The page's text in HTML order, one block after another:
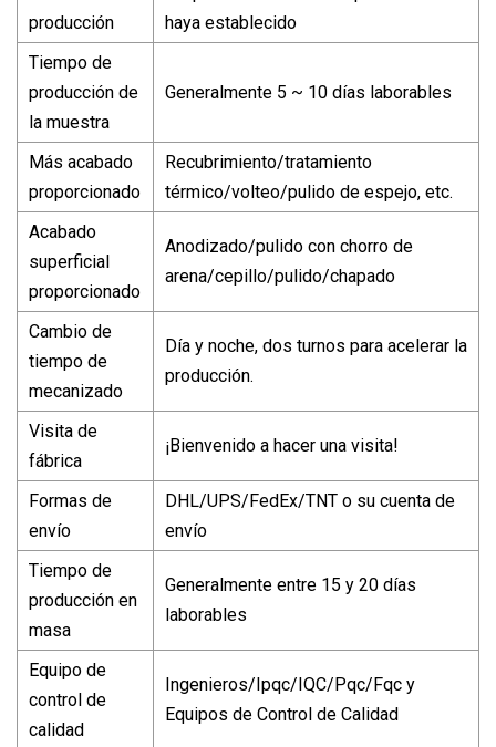
producción
haya establecido
Tiempo de
producción de
la muestra
Generalmente 5 ~ 10 días laborables
Más acabado
proporcionado
Recubrimiento/tratamiento
térmico/volteo/pulido de espejo, etc.
Acabado
superficial
proporcionado
Anodizado/pulido con chorro de
arena/cepillo/pulido/chapado
Cambio de
tiempo de
mecanizado
Día y noche, dos turnos para acelerar la
producción.
Visita de
fábrica
¡Bienvenido a hacer una visita!
Formas de
envío
DHL/UPS/FedEx/TNT o su cuenta de
envío
Tiempo de
producción en
masa
Generalmente entre 15 y 20 días
laborables
Equipo de
control de
calidad
Ingenieros/Ipqc/IQC/Pqc/Fqc y
Equipos de Control de Calidad